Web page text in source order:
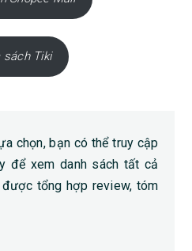
sách Tiki
chọn, bạn có thể truy cập
để xem danh sách tất cả
tổng hợp review, tóm